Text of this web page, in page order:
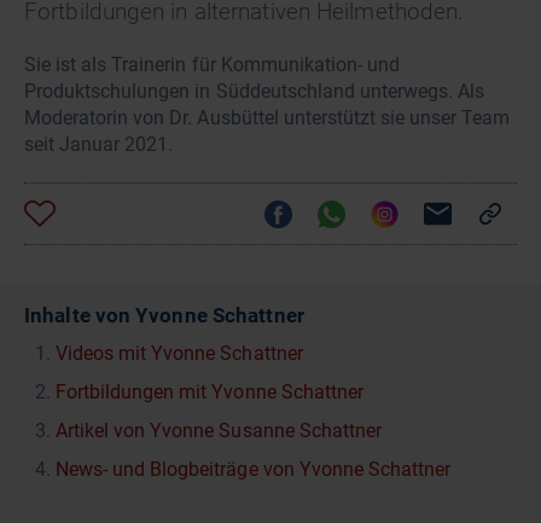
Fortbildungen in alternativen Heilmethoden.
Sie ist als Trainerin für Kommunikation- und
Produktschulungen in Süddeutschland unterwegs. Als
Moderatorin von Dr. Ausbüttel unterstützt sie unser Team
seit Januar 2021.
Inhalte von Yvonne Schattner
Videos mit Yvonne Schattner
Fortbildungen mit Yvonne Schattner
Artikel von Yvonne Susanne Schattner
News- und Blogbeiträge von Yvonne Schattner